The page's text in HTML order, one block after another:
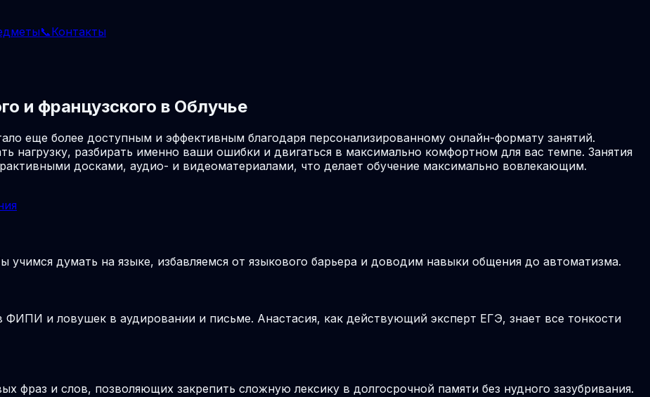
📞Контакты
и французского в Облучье
еще более доступным и эффективным благодаря персонализированному онлайн-формату занятий.
нагрузку, разбирать именно ваши ошибки и двигаться в максимально комфортном для вас темпе. Занятия
досками, аудио- и видеоматериалами, что делает обучение максимально вовлекающим.
учимся думать на языке, избавляемся от языкового барьера и доводим навыки общения до автоматизма.
ФИПИ и ловушек в аудировании и письме. Анастасия, как действующий эксперт ЕГЭ, знает все тонкости
фраз и слов, позволяющих закрепить сложную лексику в долгосрочной памяти без нудного зазубривания.